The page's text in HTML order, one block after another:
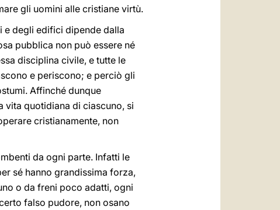
gli uomini alle cristiane virtù.
e degli edifici dipende dalla
pubblica non può essere né
disciplina civile, e tutte le
e periscono; e perciò gli
Affinché dunque
vita quotidiana di ciascuno, si
cristianamente, non
da ogni parte. Infatti le
sé hanno grandissima forza,
o da freni poco adatti, ogni
falso pudore, non osano